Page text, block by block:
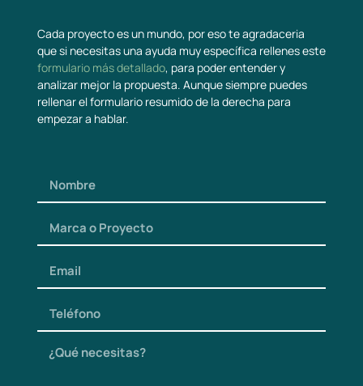
Cada proyecto es un mundo, por eso te agradaceria
que si necesitas una ayuda muy específica rellenes este
formulario más detallado, para poder entender y
analizar mejor la propuesta. Aunque siempre puedes
rellenar el formulario resumido de la derecha para
empezar a hablar.